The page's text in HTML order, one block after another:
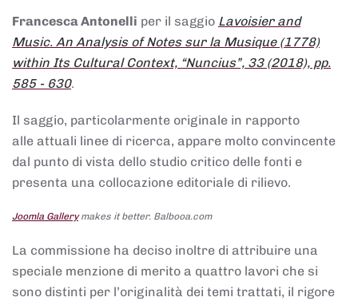
Francesca Antonelli per il saggio Lavoisier and
Music. An Analysis of Notes sur la Musique (1778)
within Its Cultural Context, “Nuncius”, 33 (2018), pp.
585 - 630.
Il saggio, particolarmente originale in rapporto
alle attuali linee di ricerca, appare molto convincente
dal punto di vista dello studio critico delle fonti e
presenta una collocazione editoriale di rilievo.
Joomla Gallerymakes it better. Balbooa.com
La commissione ha deciso inoltre di attribuire una
speciale menzione di merito a quattro lavori che si
sono distinti per l’originalità dei temi trattati, il rigore